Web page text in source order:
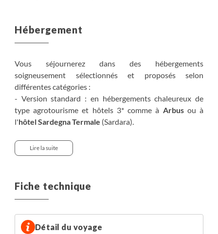
Hébergement
Vous séjournerez dans des hébergements
soigneusement sélectionnés et proposés selon
différentes catégories :
- Version standard : en hébergements chaleureux de
type agrotourisme et hôtels 3* comme à Arbusou à
l'hôtel Sardegna Termale (Sardara).
(hôtels 3*) et de charme comme l'
(Calasetta) ou l'hôtel Nora Club
Les hôtels disposent d'un local sécurisé pour garder les
vélos et offrent la possibilité de recharger les batteries
Lire la suite
Fiche technique
Détail du voyage